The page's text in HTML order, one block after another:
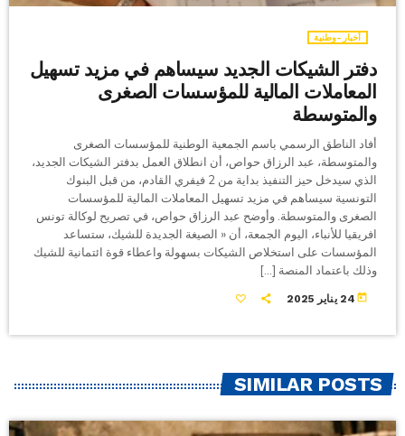
أخبار-وطنية
دفتر الشيكات الجديد سيساهم في مزيد تسهيل
المعاملات المالية للمؤسسات الصغرى
والمتوسطة
أفاد الناطق الرسمي باسم الجمعية الوطنية للمؤسسات الصغرى
والمتوسطة، عبد الرزاق حواص، أن انطلاق العمل بدفتر الشيكات الجديد،
الذي سيدخل حيز التنفيذ بداية من 2 فيفري القادم، من قبل البنوك
التونسية سيساهم في مزيد تسهيل المعاملات المالية للمؤسسات
الصغرى والمتوسطة. وأوضح عبد الرزاق حواص، في تصريح لوكالة تونس
افريقيا للأنباء، اليوم الجمعة، أن « الصيغة الجديدة للشيك، ستساعد
المؤسسات على استخلاص الشيكات بسهولة واعطاء قوة ائتمانية للشيك
وذلك باعتماد المنصة […]
today 24 يناير 2025
SIMILAR POSTS